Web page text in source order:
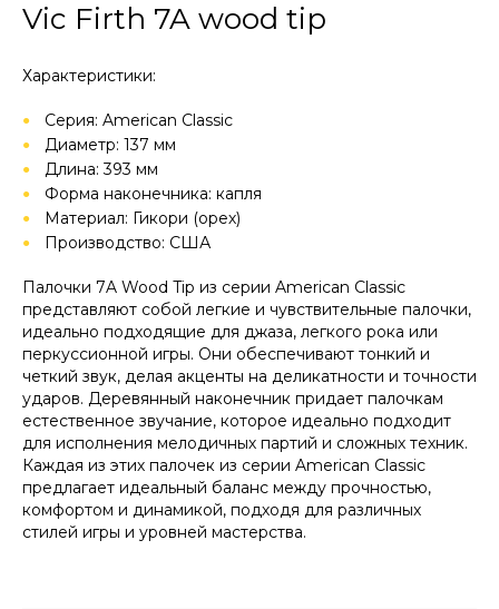
Vic Firth 7A wood tip
Характеристики:
Серия: American Classic
Диаметр: 137 мм
Длина: 393 мм
Форма наконечника: капля
Материал: Гикори (орех)
Производство: США
Палочки 7A Wood Tip из серии American Classic
представляют собой легкие и чувствительные палочки,
идеально подходящие для джаза, легкого рока или
перкуссионной игры. Они обеспечивают тонкий и
четкий звук, делая акценты на деликатности и точности
ударов. Деревянный наконечник придает палочкам
естественное звучание, которое идеально подходит
для исполнения мелодичных партий и сложных техник.
Каждая из этих палочек из серии American Classic
предлагает идеальный баланс между прочностью,
комфортом и динамикой, подходя для различных
стилей игры и уровней мастерства.